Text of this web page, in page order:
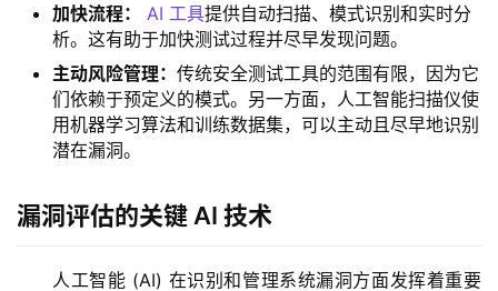
加快流程：
AI 工具提供自动扫描、模式识别和实时分
析。这有助于加快测试过程并尽早发现问题。
主动风险管理： 传统安全测试工具的范围有限，因为它
们依赖于预定义的模式。另一方面，人工智能扫描仪使
用机器学习算法和训练数据集，可以主动且尽早地识别
潜在漏洞。
漏洞评估的关键 AI 技术
人工智能 (AI) 在识别和管理系统漏洞方面发挥着重要